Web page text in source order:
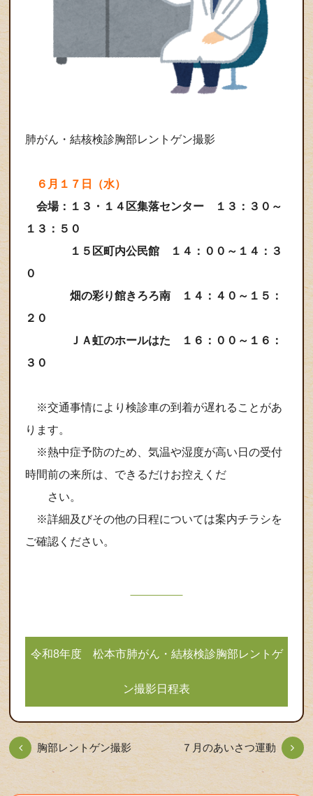
肺がん・結核検診胸部レントゲン撮影
６月１７日（水）
会場：１３・１４区集落センター １３：３０～
１３：５０
１５区町内公民館 １４：００～１４：３
０
畑の彩り館きろろ南 １４：４０～１５：
２０
ＪＡ虹のホールはた １６：００～１６：
３０
※交通事情により検診車の到着が遅れることがあ
ります。
※熱中症予防のため、気温や湿度が高い日の受付
時間前の来所は、できるだけお控えくだ
さい。
※詳細及びその他の日程については案内チラシを
ご確認ください。
令和8年度 松本市肺がん・結核検診胸部レントゲ
ン撮影日程表
胸部レントゲン撮影 ７月のあいさつ運動